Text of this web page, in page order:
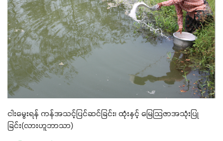
ငါးမွေးရန် ကန်အသင့်ပြင်ဆင်ခြင်း၊ ထုံးနှင့် မြေသြဇာအသုံးပြု
ခြင်း(လားဟူဘာသာ)